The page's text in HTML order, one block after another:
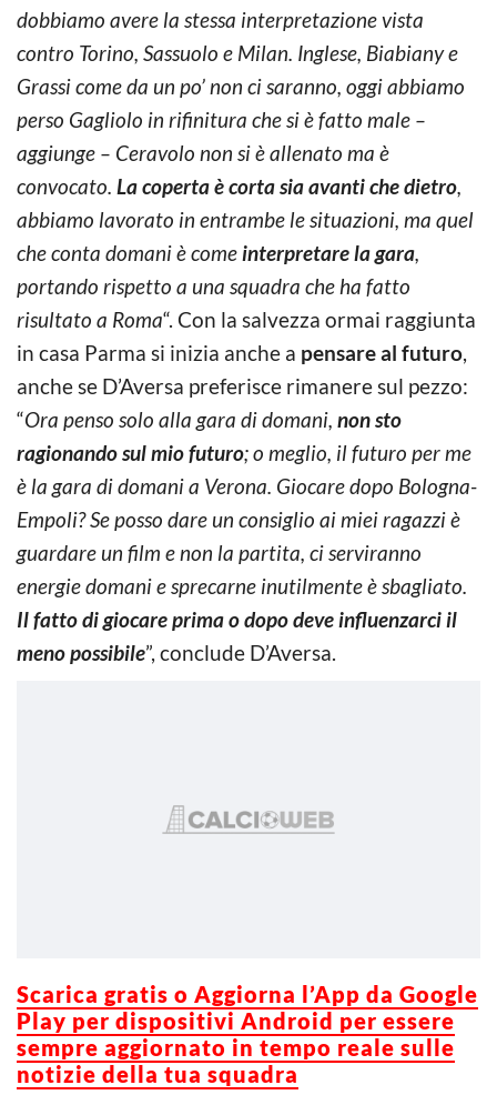
dobbiamo avere la stessa interpretazione vista
contro Torino, Sassuolo e Milan. Inglese, Biabiany e
Grassi come da un po’ non ci saranno, oggi abbiamo
perso Gagliolo in rifinitura che si è fatto male –
aggiunge – Ceravolo non si è allenato ma è
convocato. La coperta è corta sia avanti che dietro,
abbiamo lavorato in entrambe le situazioni, ma quel
che conta domani è comeinterpretare la gara,
portando rispetto a una squadra che ha fatto
risultato a Roma“. Con la salvezza ormai raggiunta
in casa Parma si inizia anche a pensare al futuro,
anche se D’Aversa preferisce rimanere sul pezzo:
“Ora penso solo alla gara di domani, non sto
ragionando sul mio futuro; o meglio, il futuro per me
è la gara di domani a Verona. Giocare dopo Bologna-
Empoli? Se posso dare un consiglio ai miei ragazzi è
guardare un film e non la partita, ci serviranno
energie domani e sprecarne inutilmente è sbagliato.
Il fatto di giocare prima o dopo deve influenzarci il
meno possibile”, conclude D’Aversa.
Scarica gratis o Aggiorna l’App da Google
Play per dispositivi Android per essere
sempre aggiornato in tempo reale sulle
notizie della tua squadra